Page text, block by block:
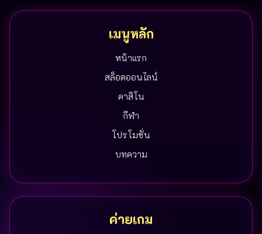
เมนูหลัก
หน้าแรก
สล็อตออนไลน์
คาสิโน
กีฬา
โปรโมชั่น
บทความ
ค่ายเกม